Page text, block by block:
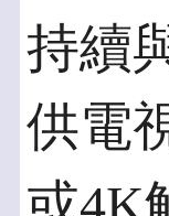
持續
供電